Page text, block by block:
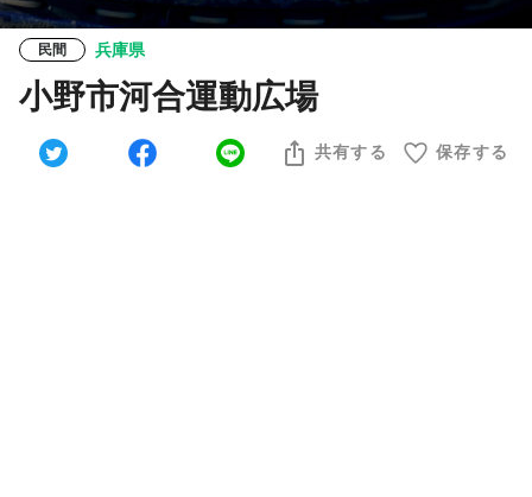
民間 兵庫県
小野市河合運動広場
共有する 保存する